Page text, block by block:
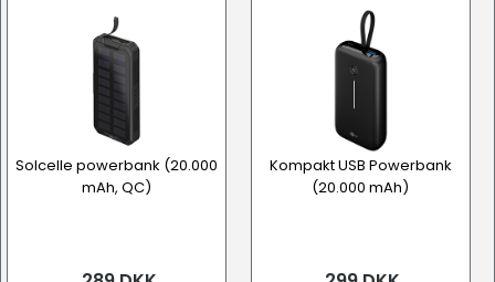
Solcelle powerbank (20.000
mAh, QC)
Kompakt USB Powerbank
(20.000 mAh)